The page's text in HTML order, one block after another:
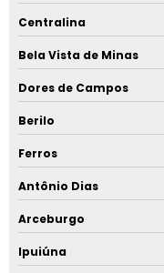
Centralina
Bela Vista de Minas
Dores de Campos
Berilo
Ferros
Antônio Dias
Arceburgo
Ipuiúna